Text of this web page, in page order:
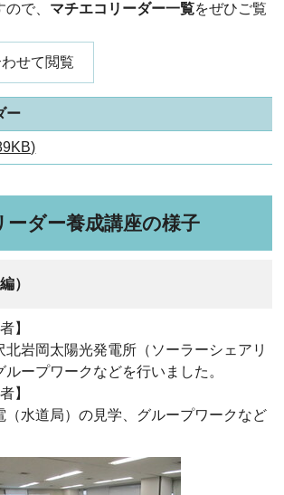
で、 マチエコリーダー一覧をぜひご覧
せて閲覧
ー
ーダー養成講座の様子
）
】
北岩岡太陽光発電所（ソーラーシェアリ
ープワークなどを行いました。
】
（水道局）の見学、グループワークなど